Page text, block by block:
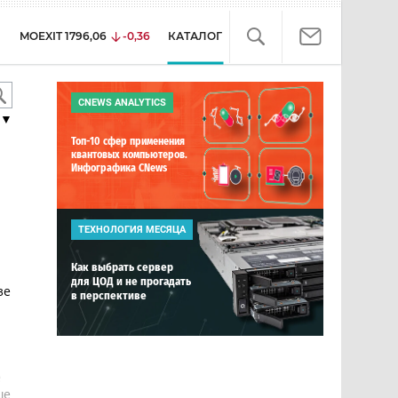
MOEXIT 1796,06 -0,36 КАТАЛОГ
▼
CNEWS ANALYTICS
Топ-10 сфер применения
квантовых компьютеров.
Инфографика CNews
ТЕХНОЛОГИЯ МЕСЯЦА
Как выбрать сервер
для ЦОД и не прогадать
в перспективе